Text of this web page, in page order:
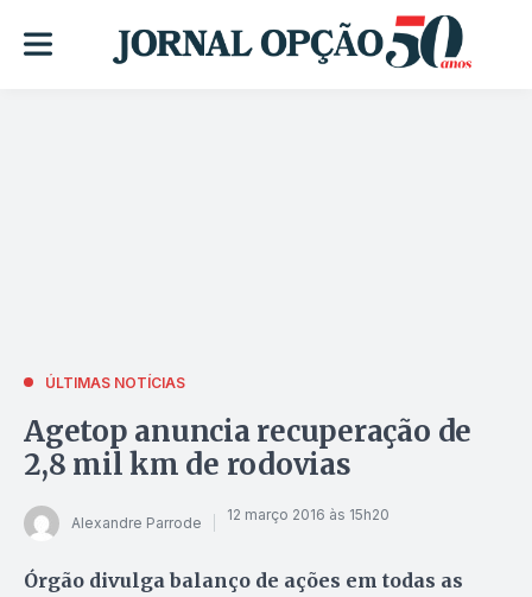
ÚLTIMAS NOTÍCIAS
Agetop anuncia recuperação de
2,8 mil km de rodovias
Alexandre Parrode 12 março 2016 às 15h20
Órgão divulga balanço de ações em todas as